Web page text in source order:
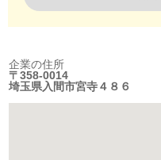
企業の住所
〒358-0014
埼玉県入間市宮寺４８６